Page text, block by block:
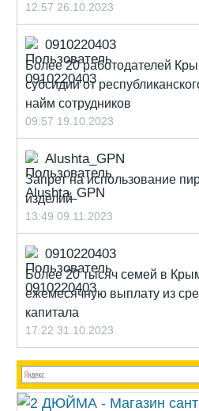
12:57 26.10.2023
0910220403
Более 20 работодателей
субсидии от
найм сотрудников
09:57 19.10.2023
Alushta_GPN
Запрет на использование
изделий
13:49 09.11.2023
0910220403
Более 20 тысяч семей в
ежемесячную выплату из
капитала
17:22 31.10.2023